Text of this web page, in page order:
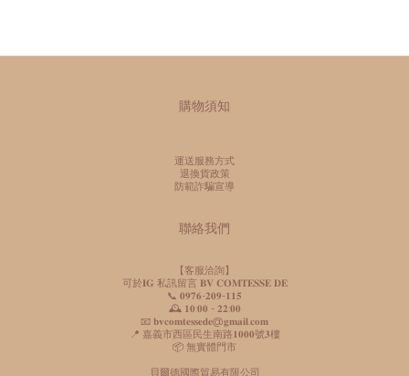
購物須知
運送服務方式
退換貨政策
防範詐騙宣導
聯絡我們
【客服洽詢】
可於𝐈𝐆 私訊留言 𝐁𝐕 𝐂𝐎𝐌𝐓𝐄𝐒𝐒𝐄 𝐃𝐄
📞 𝟎𝟗𝟕𝟔-𝟐𝟎𝟗-𝟏𝟏𝟓
🕰️ 𝟏𝟎:𝟎𝟎 - 𝟐𝟐:𝟎𝟎
📧 𝐛𝐯𝐜𝐨𝐦𝐭𝐞𝐬𝐬𝐞𝐝𝐞@𝐠𝐦𝐚𝐢𝐥.𝐜𝐨𝐦
📍 嘉義市西區民生南路𝟏𝟎𝟎𝟎號𝟑樓
📦 無實體門市
貝爾德國際貿易有限公司